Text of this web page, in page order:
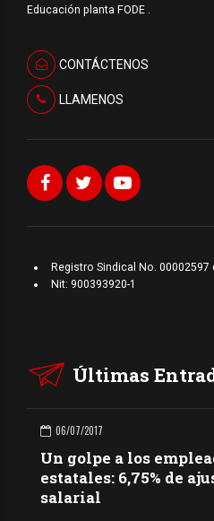
Educación planta FODE .
CONTÁCTENOS
LLAMENOS
Registro Sindical No. 00002597
Nit: 900393920-1
Últimas
06/07/2017
Un golpe a los
estatales: 6,75% de
salarial